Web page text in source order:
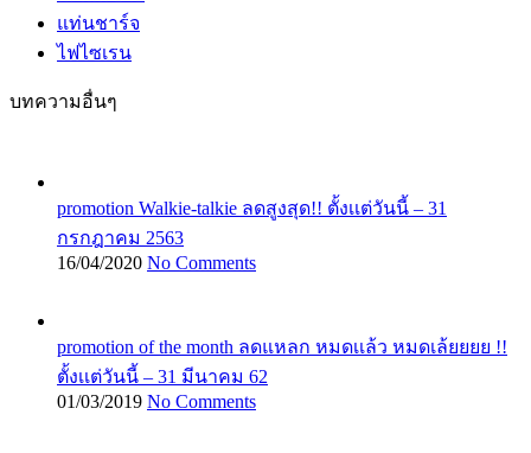
แท่นชาร์จ
ไฟไซเรน
บทความอื่นๆ
promotion Walkie-talkie ลดสูงสุด!! ตั้งเเต่วันนี้ – 31
กรกฎาคม 2563
16/04/2020 No Comments
promotion of the month ลดแหลก หมดเเล้ว หมดเล้ยยยย !!
ตั้งเเต่วันนี้ – 31 มีนาคม 62
01/03/2019 No Comments